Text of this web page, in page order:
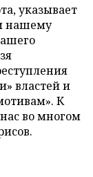
указывает
нашему
властей и
К
во многом